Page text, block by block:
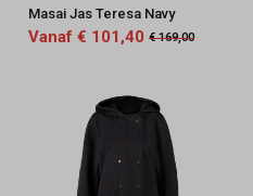
Masai Jas Teresa Navy
Vanaf € 101,40 € 169,00